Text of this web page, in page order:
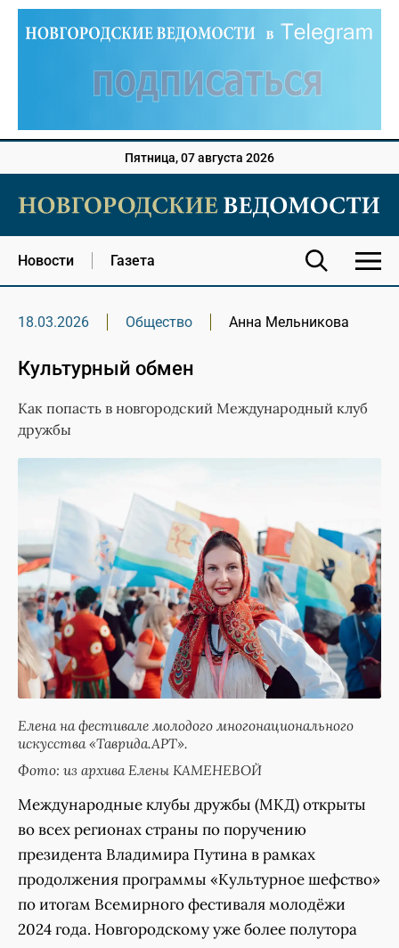
Пятница, 07 августа 2026
Новости Газета
18.03.2026 Общество Анна Мельникова
Культурный обмен
Как попасть в новгородский Международный клуб
дружбы
Елена на фестивале молодого многонационального
искусства «Таврида.АРТ».
Фото: из архива Елены КАМЕНЕВОЙ
Международные клубы дружбы (МКД) открыты
во всех регионах страны по поручению
президента Владимира Путина в рамках
продолжения программы «Культурное шефство»
по итогам Всемирного фестиваля молодёжи
2024 года. Новгородскому уже более полутора